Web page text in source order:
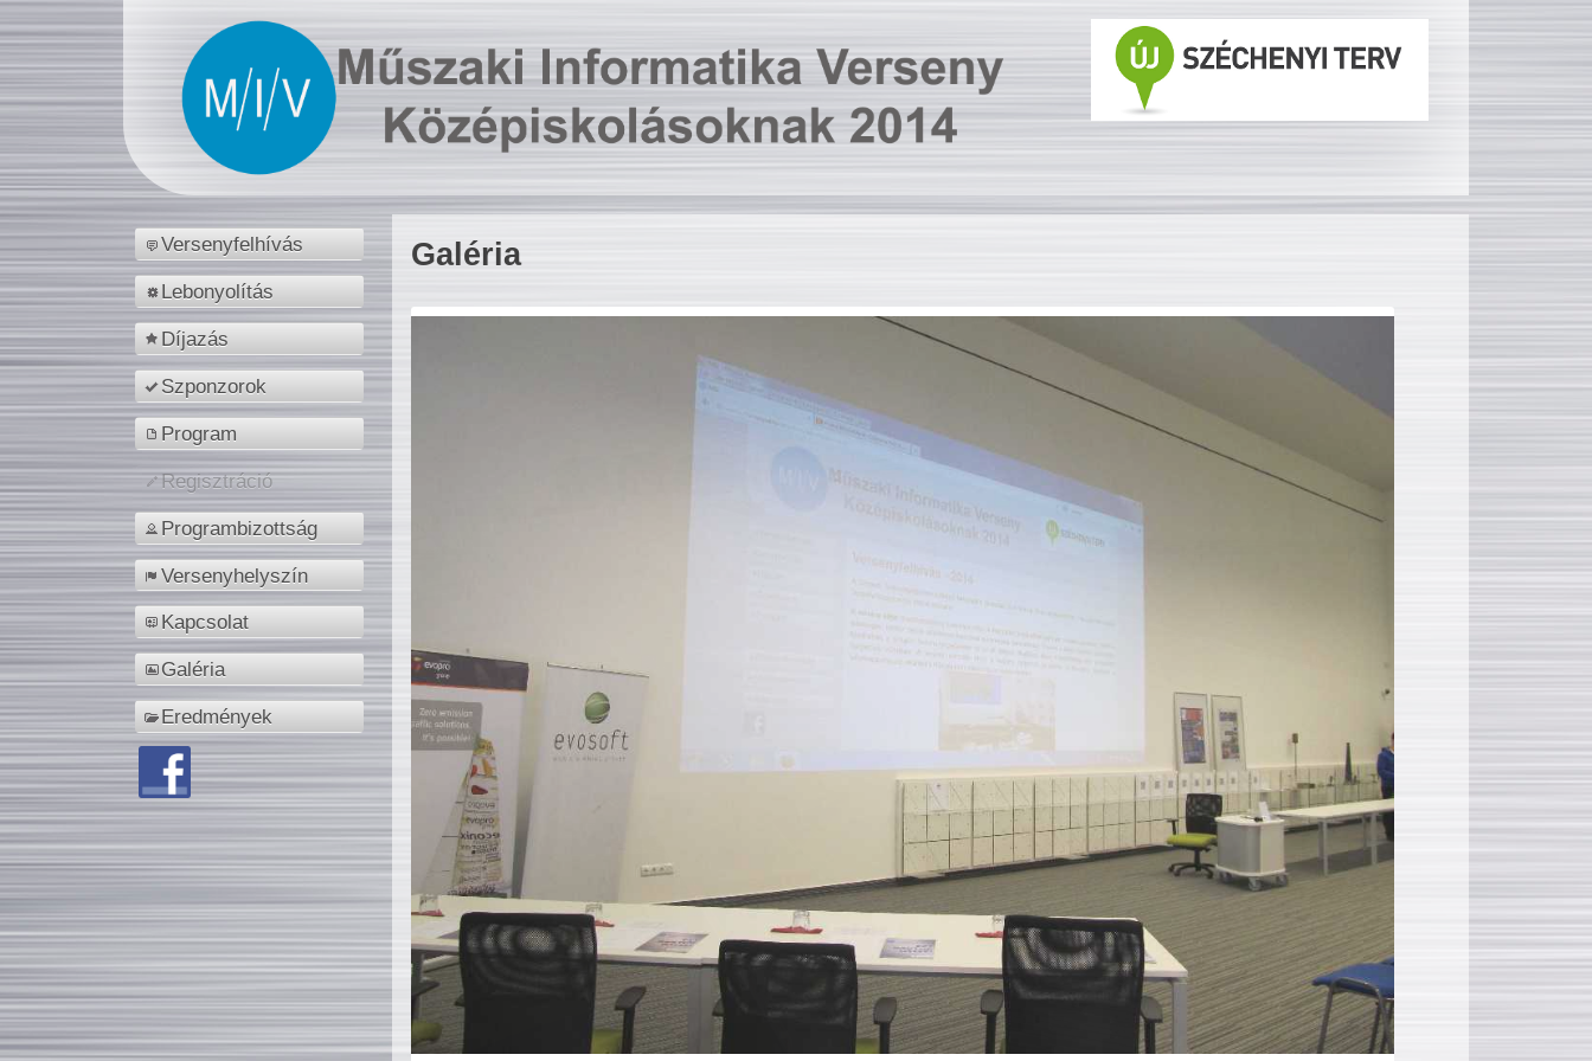
Versenyfelhívás
Lebonyolítás
Díjazás
Szponzorok
Program
Regisztráció
Programbizottság
Versenyhelyszín
Kapcsolat
Galéria
Eredmények
Galéria